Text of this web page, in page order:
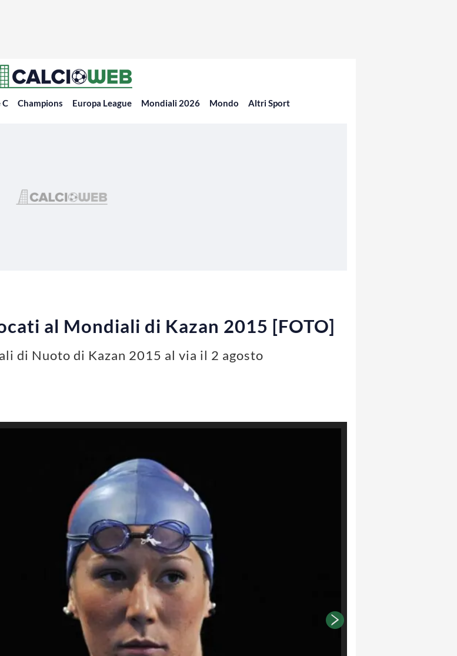
C Champions Europa League Mondiali 2026 Mondo Altri Sport
al Mondiali di Kazan 2015 [FOTO]
di Nuoto di Kazan 2015 al via il 2 agosto